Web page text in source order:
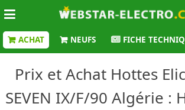
ACHAT NEUFS FICHE
Prix et Achat Hottes
SEVEN IX/F/90 Algérie :